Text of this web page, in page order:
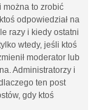
można to zrobić
odpowiedział na
razy i kiedy ostatni
wtedy, jeśli ktoś
moderator lub
Administratorzy i
ten post
gdy ktoś